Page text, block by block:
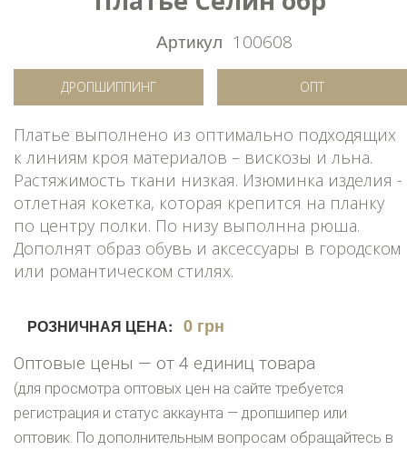
Артикул 100608
ДРОПШИППИНГ ОПТ
Платье выполнено из оптимально подходящих
к линиям кроя материалов – вискозы и льна.
Растяжимость ткани низкая. Изюминка изделия -
отлетная кокетка, которая крепится на планку
по центру полки. По низу выполнна рюша.
Дополнят образ обувь и аксессуары в городском
или романтическом стилях.
РОЗНИЧНАЯ ЦЕНА: 0 грн
Оптовые цены — от 4 единиц товара
(для просмотра оптовых цен на сайте требуется
регистрация и статус аккаунта — дропшипер или
оптовик. По дополнительным вопросам обращайтесь в